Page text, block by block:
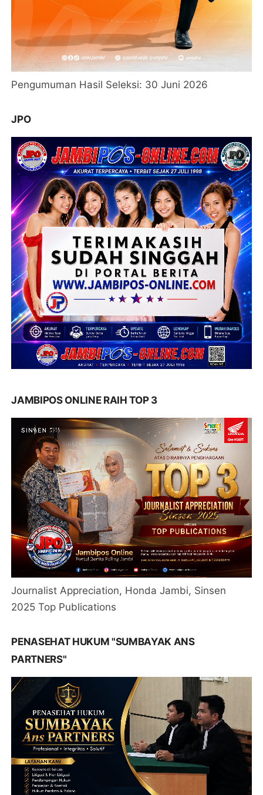
Pengumuman Hasil Seleksi: 30 Juni 2026
JPO
JAMBIPOS ONLINE RAIH TOP 3
Journalist Appreciation, Honda Jambi, Sinsen
2025 Top Publications
PENASEHAT HUKUM "SUMBAYAK ANS
PARTNERS"